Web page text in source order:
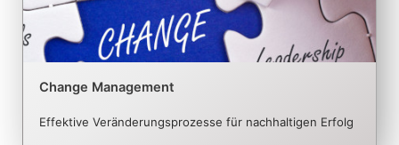
Change Management
Effektive Veränderungsprozesse für nachhaltigen Erfolg